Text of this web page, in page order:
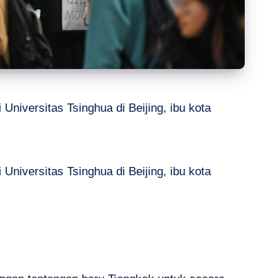
Tsinghua di Beijing, ibu kota
Tsinghua di Beijing, ibu kota